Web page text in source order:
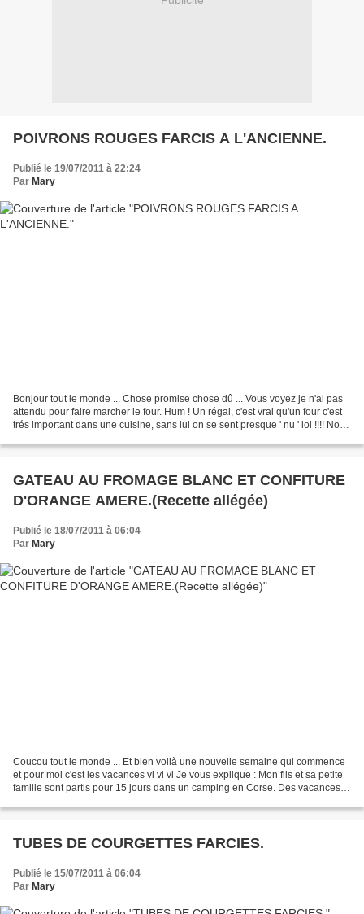
POIVRONS ROUGES FARCIS A L'ANCIENNE.
Publié le 19/07/2011 à 22:24
Par Mary
Bonjour tout le monde ... Chose promise chose dû ... Vous voyez je n'ai pas
attendu pour faire marcher le four. Hum ! Un régal, c'est vrai qu'un four c'est
trés important dans une cuisine, sans lui on se sent presque ' nu ' lol !!!! Nous
GATEAU AU FROMAGE BLANC ET CONFITURE
D'ORANGE AMERE.(Recette allégée)
Publié le 18/07/2011 à 06:04
Par Mary
Coucou tout le monde ... Et bien voilà une nouvelle semaine qui commence
et pour moi c'est les vacances vi vi vi Je vous explique : Mon fils et sa petite
famille sont partis pour 15 jours dans un camping en Corse. Des vacances
TUBES DE COURGETTES FARCIES.
Publié le 15/07/2011 à 06:04
Par Mary